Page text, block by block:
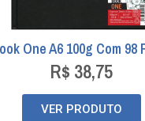
One A6 100g Com 98
R$ 38,75
VER PRODUTO